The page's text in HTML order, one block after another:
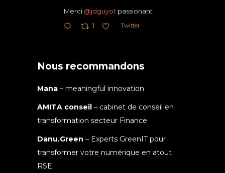
Merci @jdguyot passionant
1 Twitter
Nous recommandons
Mana – meaningful innovation
AMITA conseil – cabinet de conseil en
transformation secteur Finance
Danu.Green – Experts GreenIT pour
transformer votre numérique en atout
RSE